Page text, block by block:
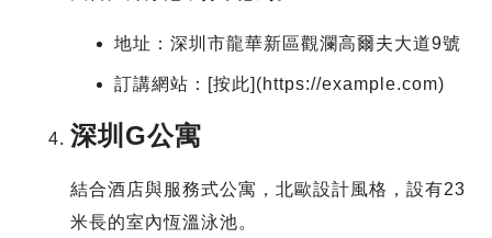
地址：深圳市龍華新區觀瀾高爾夫大道9號
訂講網站：[按此](https://example.com)
深圳G公寓
結合酒店與服務式公寓，北歐設計風格，設有23
米長的室內恆溫泳池。